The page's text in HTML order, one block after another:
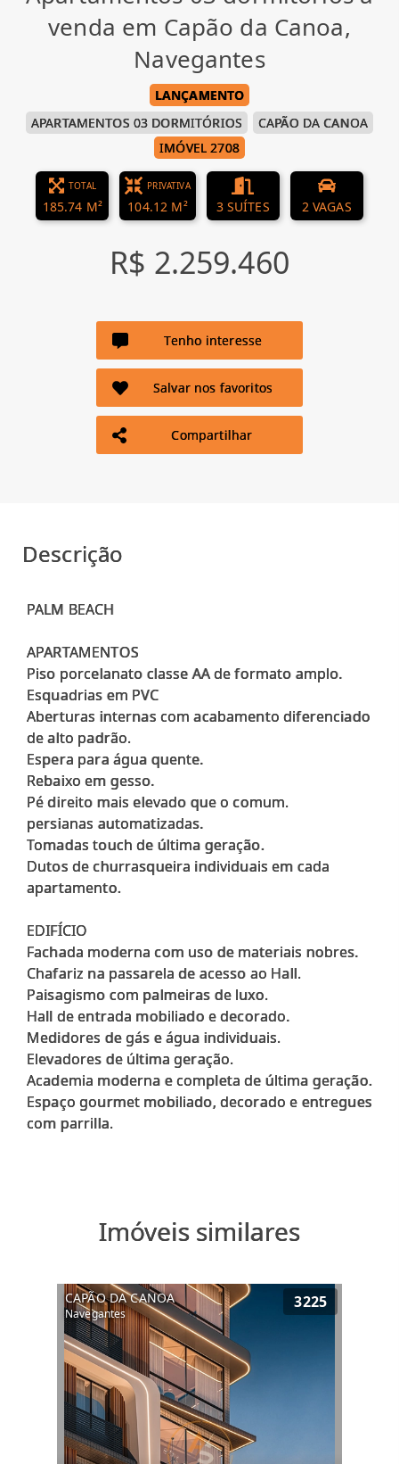
venda em Capão da Canoa,
Navegantes
LANÇAMENTO
APARTAMENTOS 03 DORMITÓRIOS
CAPÃO DA CANOA
IMÓVEL 2708
TOTAL
185.74 M²
PRIVATIVA
104.12 M² 3 SUÍTES 2 VAGAS
R$ 2.259.460
Tenho interesse
Salvar nos favoritos
Compartilhar
Descrição
PALM BEACH
APARTAMENTOS
Piso porcelanato classe AA de formato amplo.
Esquadrias em PVC
Aberturas internas com acabamento diferenciado
de alto padrão.
Espera para água quente.
Rebaixo em gesso.
Pé direito mais elevado que o comum.
persianas automatizadas.
Tomadas touch de última geração.
Dutos de churrasqueira individuais em cada
apartamento.
EDIFÍCIO
Fachada moderna com uso de materiais nobres.
Chafariz na passarela de acesso ao Hall.
Paisagismo com palmeiras de luxo.
Hall de entrada mobiliado e decorado.
Medidores de gás e água individuais.
Elevadores de última geração.
Academia moderna e completa de última geração.
Espaço gourmet mobiliado, decorado e entregues
com parrilla.
Imóveis similares
CAPÃO DA CANOA
Navegantes
3225